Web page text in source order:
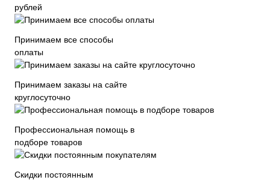
рублей
Принимаем все способы
оплаты
Принимаем заказы на сайте
круглосуточно
Профессиональная помощь в
подборе товаров
Скидки постоянным